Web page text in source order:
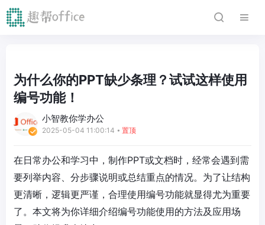
为什么你的PPT缺少条理？试试这样使用
编号功能！
小智教你学办公
2025-05-04 11:00:14 ⦁ 置顶
在日常办公和学习中，制作PPT或文档时，经常会遇到需
要列举内容、分步骤说明或总结重点的情况。为了让结构
更清晰，逻辑更严谨，合理使用编号功能就显得尤为重要
了。本文将为你详细介绍编号功能使用的方法及应用场